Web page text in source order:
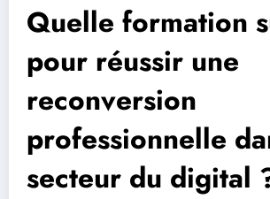
Quelle formation
pour réussir une
reconversion
professionnelle
secteur du digital